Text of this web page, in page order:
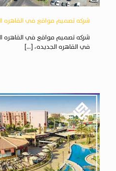
شركه تصميم مواقع في القاهره
شركه تصميم مواقع في القاهره
في القاهره الجديده، […]